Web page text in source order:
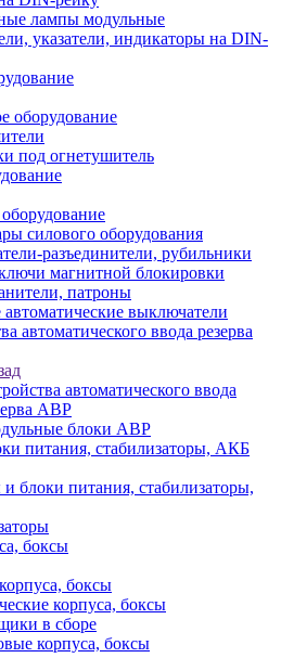
лампы модульные
указатели, индикаторы на DIN-
оборудование
под огнетушитель
силового оборудования
разъединители, рубильники
магнитной блокировки
патроны
выключатели
автоматического ввода резерва
автоматического ввода
АВР
блоки АВР
питания, стабилизаторы, АКБ
блоки питания, стабилизаторы,
боксы
боксы
корпуса, боксы
в сборе
корпуса, боксы